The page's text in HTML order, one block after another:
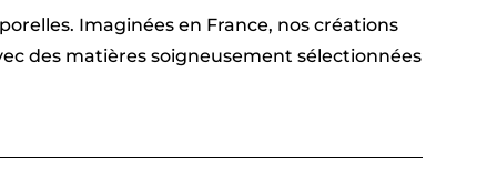
Imaginées en France, nos créations
des matières soigneusement sélectionnées